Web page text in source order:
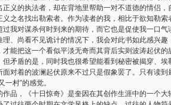
义的执法者，却在背地里帮助一对不道德的情侣
之名找出勒索者。作为读者的我，相比于欲知勒
我对谋杀何时到来的期待，而它也是促使我一口气
、尚看不见诡计的情况下，我会对此书如此感兴
能把这一个看似平淡无奇而其背后实则波涛起伏
矛盾的是，同时我也很希望能看到秘密被揭穿、
对着的波澜起伏原来不过只是假象罢了。只有读
一村”的感觉。
品，《十日惊奇》是奎因在其创作生涯中的一个